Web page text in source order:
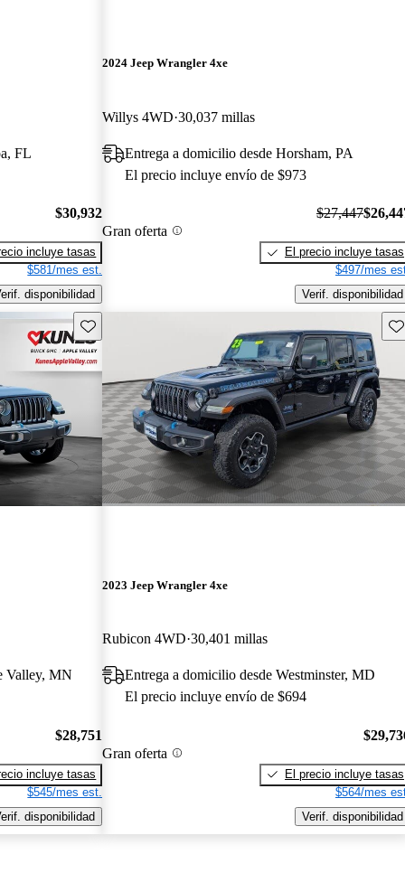
FL
$30,932
incluye tasas
$581/mes est.
disponibilidad
2024 Jeep Wrangler 4xe
Willys 4WD 30,037 millas
Entrega a domicilio desde Horsham, PA
El precio incluye envío de $973
Gran oferta
$27,447
El precio incluye tasas
$497/mes
Verif. disponibilidad
Guarda este Aviso
Valley, MN
$28,751
incluye tasas
$545/mes est.
disponibilidad
2023 Jeep Wrangler 4xe
Rubicon 4WD 30,401 millas
Entrega a domicilio desde Westminster, MD
El precio incluye envío de $694
Gran oferta
El precio incluye tasas
$564/mes
Verif. disponibilidad